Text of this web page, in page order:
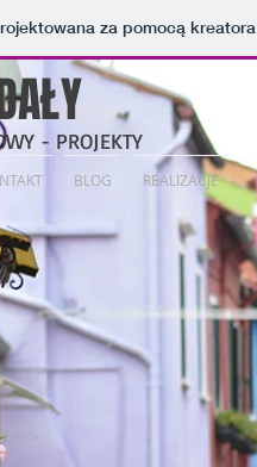
za pomocą kreatora
- PROJEKTY
BLOG REALIZACJE